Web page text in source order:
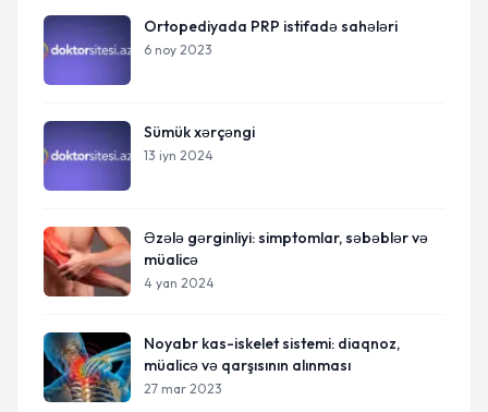
Ortopediyada PRP istifadə sahələri
6 noy 2023
Sümük xərçəngi
13 iyn 2024
Əzələ gərginliyi: simptomlar, səbəblər və
müalicə
4 yan 2024
Noyabr kas-iskelet sistemi: diaqnoz,
müalicə və qarşısının alınması
27 mar 2023